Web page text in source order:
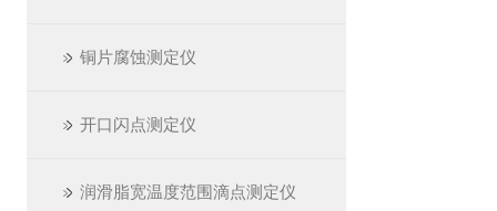
铜片腐蚀测定仪
开口闪点测定仪
润滑脂宽温度范围滴点测定仪